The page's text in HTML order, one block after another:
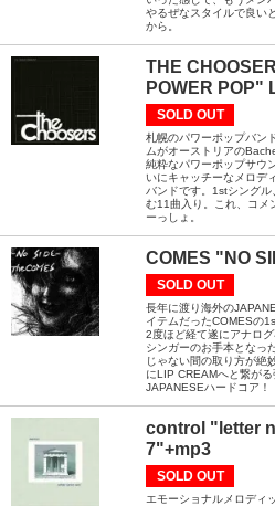
やるぜなスタイルで良い
から。
THE
POWER POP"
SOLD OUT
札幌のパワーポップバン
ムがオーストリアの
純粋なパワーポップサウ
いにキャッチーなメロデ
バンドです。1stシング
む11曲入り。これ、コメ
ーっしょ。
COMES "NO
SOLD OUT
長年に渡り海外の
イテムだったCOMESの
2度ほど経て遂にアナロ
シンガーのお手本となっ
じゃない間の取り方が絶
にLIP CREAMへと繋が
JAPANESEハードコア！
control "letter
7"+mp3
SOLD OUT
エモーショナルメロディ